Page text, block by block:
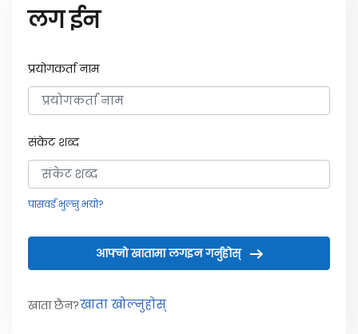
लग ईन
प्रयोगकर्ता नाम
संकेट शब्द
पासवर्ड भुल्नु भयो?
आफ्नो खातामा लगइन गर्नुहोस्
खाता छैन?खाता खोल्नुहोस्